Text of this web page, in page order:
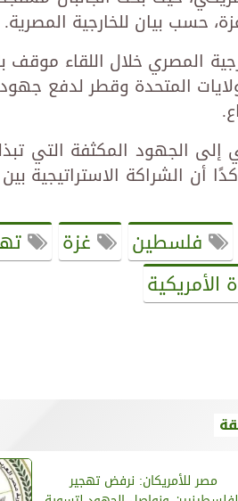
حسب بيان للخارجية المصرية.
المصري خلال اللقاء موقف
المتحدة وقطر لدفع
إلى الجهود المكثفة التي
أن الشراكة الاستراتيجية
فلسطين غزة
الأمريكية
مصر للأمريكان: نرفض تهجير